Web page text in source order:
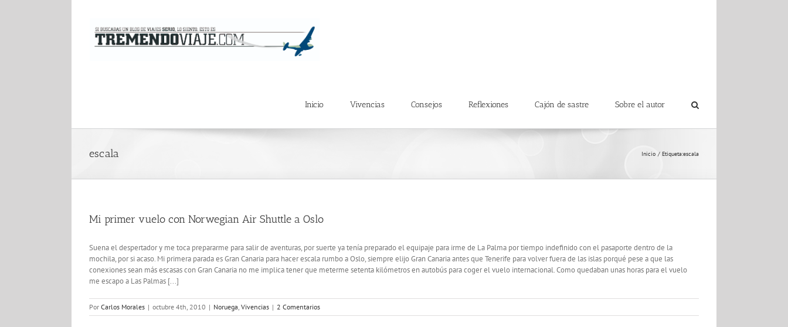
Inicio Vivencias Consejos Reflexiones Cajón de sastre Sobre el autor
escala Inicio Etiqueta:escala
Mi primer vuelo con Norwegian Air Shuttle a Oslo
Suena el despertador y me toca prepararme para salir de aventuras, por suerte ya tenía preparado el equipaje para irme de La Palma por tiempo indefinido con el pasaporte dentro de la
mochila, por si acaso. Mi primera parada es Gran Canaria para hacer escala rumbo a Oslo, siempre elijo Gran Canaria antes que Tenerife para volver fuera de las islas porqué pese a que las
conexiones sean más escasas con Gran Canaria no me implica tener que meterme setenta kilómetros en autobús para coger el vuelo internacional. Como quedaban unas horas para el vuelo
me escapo a Las Palmas [...]
Por Carlos Morales | octubre 4th, 2010 | Noruega, Vivencias | 2 Comentarios